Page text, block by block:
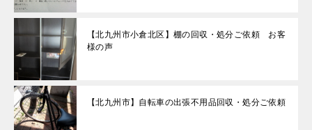
【北九州市小倉北区】棚の回収・処分ご依頼 お客
様の声
【北九州市】自転車の出張不用品回収・処分ご依頼